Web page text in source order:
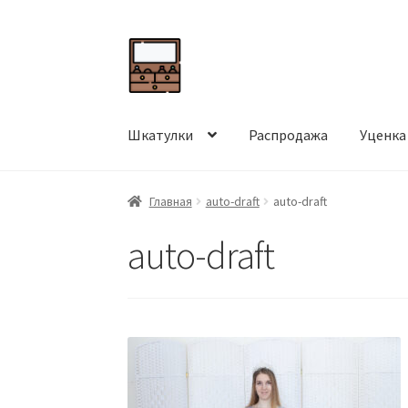
Перейти
к
навигации
Перейти
к
содержимому
Шкатулки Распродажа Уценка
Главная auto-draft auto-draft
auto-draft